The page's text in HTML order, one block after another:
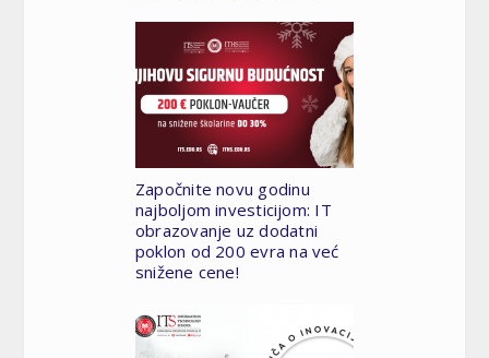
Započnite novu godinu
najboljom investicijom: IT
obrazovanje uz dodatni
poklon od 200 evra na već
snižene cene!